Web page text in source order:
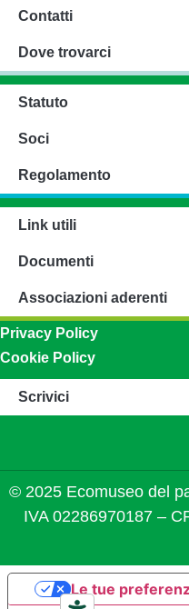
Contatti
Dove trovarci
Statuto
Soci
Regolamento
Link utili
Documenti
Associazioni aderenti
Privacy Policy
Cookie Policy
Scrivici
© 2025 Ecomuseo del
IVA 02286970187 –
Le tue